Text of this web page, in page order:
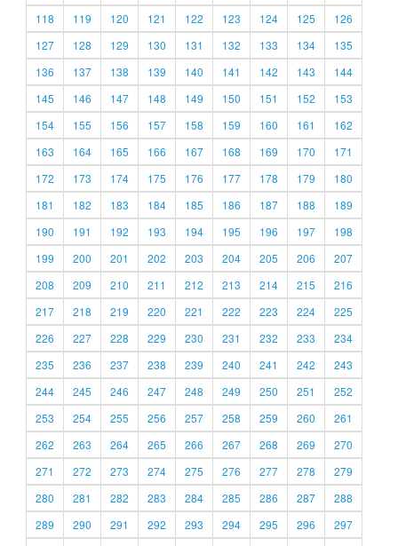
118
119 120 121 122 123 124 125
126
127
128 129 130 131 132 133 134
135
136
137 138 139 140 141 142 143
144
145
146 147 148 149 150 151 152
153
154
155 156 157 158 159 160 161
162
163
164 165 166 167 168 169 170
171
172
173 174 175 176 177 178 179
180
181
182 183 184 185 186 187 188
189
190
191 192 193 194 195 196 197
198
199
200 201 202 203 204 205 206
207
208
209 210 211 212 213 214 215
216
217
218 219 220 221 222 223 224
225
226
227 228 229 230 231 232 233
234
235
236 237 238 239 240 241 242
243
244
245 246 247 248 249 250 251
252
253
254 255 256 257 258 259 260
261
262
263 264 265 266 267 268 269
270
271
272 273 274 275 276 277 278
279
280
281 282 283 284 285 286 287
288
289
290 291 292 293 294 295 296
297